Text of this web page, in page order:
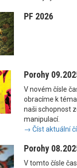
PF 2026
Porohy
V novém čísle
obracíme k
naši schopnost
manipulací.
→ Číst aktuální
Porohy
V tomto čísle